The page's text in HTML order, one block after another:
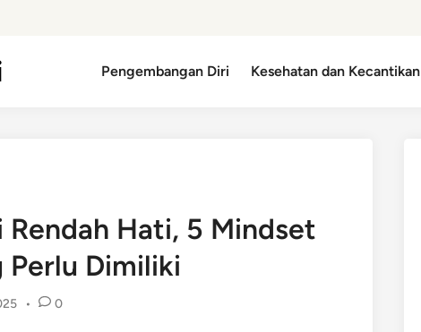
Pengembangan Diri Kesehatan dan Kecantikan
Rendah Hati, 5 Mindset
Perlu Dimiliki
• 0